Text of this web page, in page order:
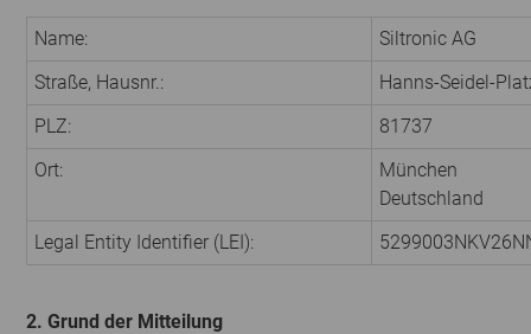
Name:
Siltronic AG
Straße, Hausnr.:
Hanns-Seidel-
PLZ:
81737
Ort:
München
Deutschland
Legal Entity Identifier (LEI):
2. Grund der Mitteilung